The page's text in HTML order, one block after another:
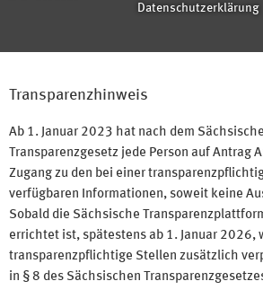
Datenschutzerklärung
Transparenzhinweis
Ab 1. Januar 2023 hat nach dem
Transparenzgesetz jede Person auf Antrag
Zugang zu den bei einer
verfügbaren Informationen, soweit keine
Sobald die Sächsische
errichtet ist, spätestens ab 1. Januar 2026,
transparenzpflichtige Stellen zusätzlich
in § 8 des Sächsischen